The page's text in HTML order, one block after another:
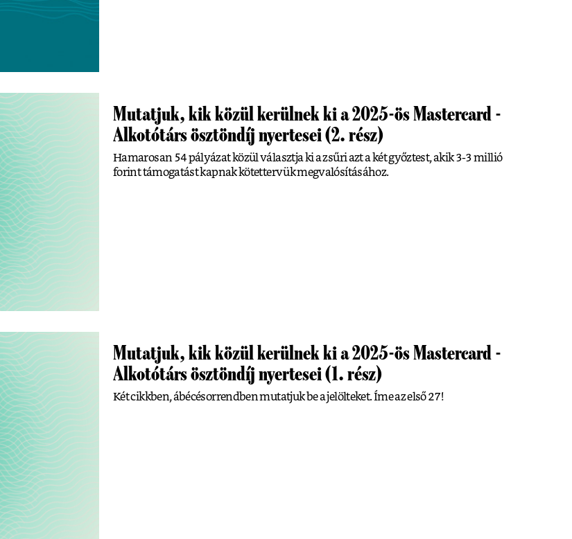
Mutatjuk, kik közül kerülnek ki a 2025-ös Mastercard -
Alkotótárs ösztöndíj nyertesei (2. rész)
Hamarosan 54 pályázat közül választja ki a zsűri azt a két győztest, akik 3-3 millió
forint támogatást kapnak kötettervük megvalósításához.
Mutatjuk, kik közül kerülnek ki a 2025-ös Mastercard -
Alkotótárs ösztöndíj nyertesei (1. rész)
Két cikkben, ábécésorrendben mutatjuk be a jelölteket. Íme az első 27!